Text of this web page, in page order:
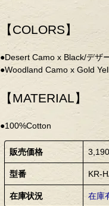
【COLORS】
●Desert Camo x Black/デザ
●Woodland Camo x Gold
【MATERIAL】
●100%Cotton
販売価格
型番 KR-
在庫状況 在庫